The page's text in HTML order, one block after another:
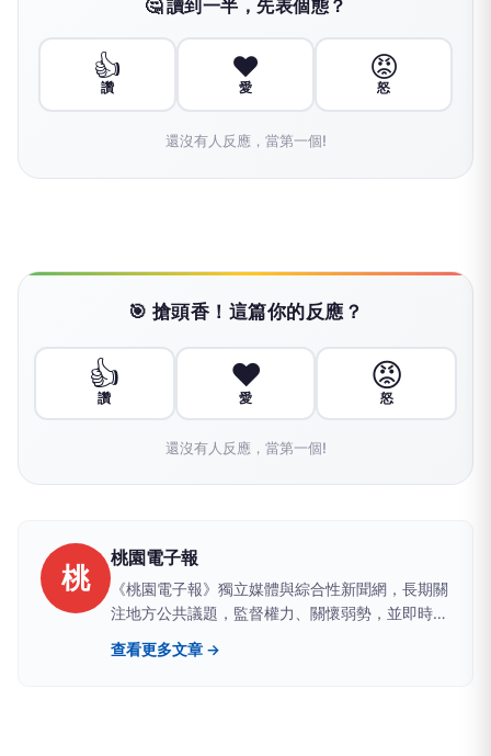
🤔 讀到一半，先表個態？
👍
讚
❤️
愛
😡
怒
還沒有人反應，當第一個!
🎯 搶頭香！這篇你的反應？
👍
讚
❤️
愛
😡
怒
還沒有人反應，當第一個!
桃
桃園電子報
《桃園電子報》獨立媒體與綜合性新聞網，長期關
注地方公共議題，監督權力、關懷弱勢，並即時追
蹤全國重大新聞事件，持續報導與民眾生活密切相
關的重要資訊。
查看更多文章 →